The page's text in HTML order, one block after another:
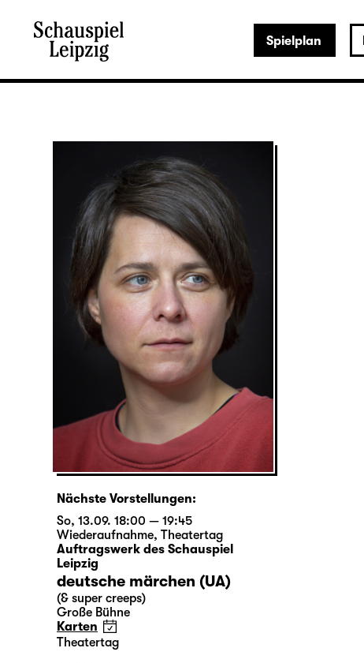
Spielplan
Nächste Vorstellungen:
So, 13.09. 18:00 — 19:45
Wiederaufnahme, Theatertag
Auftragswerk des Schauspiel
Leipzig
deutsche märchen (UA)
(& super creeps)
Große Bühne
Karten
Theatertag